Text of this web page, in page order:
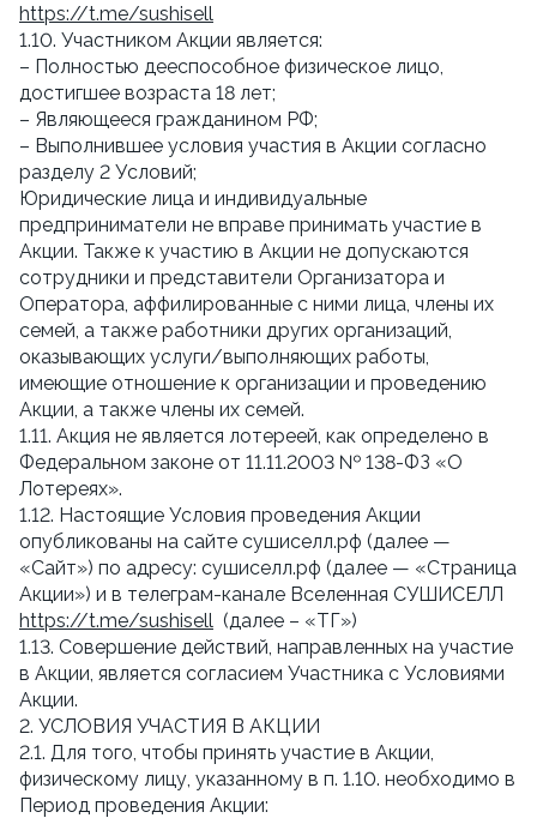
https://t.me/sushisell
1.10. Участником Акции является:
– Полностью дееспособное физическое лицо,
достигшее возраста 18 лет;
– Являющееся гражданином РФ;
– Выполнившее условия участия в Акции согласно
разделу 2 Условий;
Юридические лица и индивидуальные
предприниматели не вправе принимать участие в
Акции. Также к участию в Акции не допускаются
сотрудники и представители Организатора и
Оператора, аффилированные с ними лица, члены их
семей, а также работники других организаций,
оказывающих услуги/выполняющих работы,
имеющие отношение к организации и проведению
Акции, а также члены их семей.
1.11. Акция не является лотереей, как определено в
Федеральном законе от 11.11.2003 № 138-ФЗ «О
Лотереях».
1.12. Настоящие Условия проведения Акции
опубликованы на сайте сушиселл.рф (далее —
«Сайт») по адресу: сушиселл.рф (далее — «Страница
Акции») и в телеграм-канале Вселенная СУШИСЕЛЛ
https://t.me/sushisell (далее – «ТГ»)
1.13. Совершение действий, направленных на участие
в Акции, является согласием Участника с Условиями
Акции.
2. УСЛОВИЯ УЧАСТИЯ В АКЦИИ
2.1. Для того, чтобы принять участие в Акции,
физическому лицу, указанному в п. 1.10. необходимо в
Период проведения Акции: